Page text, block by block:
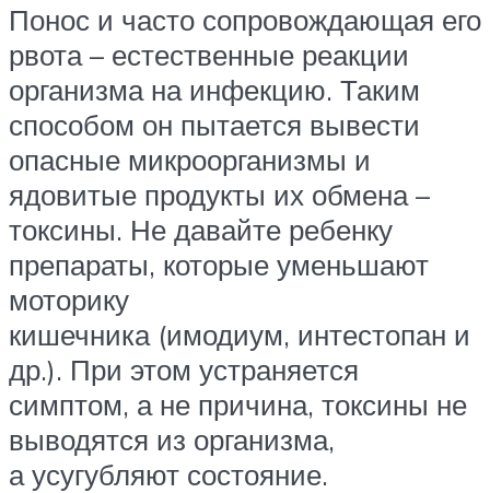
Понос и часто сопровождающая его
рвота – естественные реакции
организма на инфекцию. Таким
способом он пытается вывести
опасные микроорганизмы и
ядовитые продукты их обмена –
токсины. Не давайте ребенку
препараты, которые уменьшают
моторику
кишечника (имодиум, интестопан и
др.). При этом устраняется
симптом, а не причина, токсины не
выводятся из организма,
а усугубляют состояние.